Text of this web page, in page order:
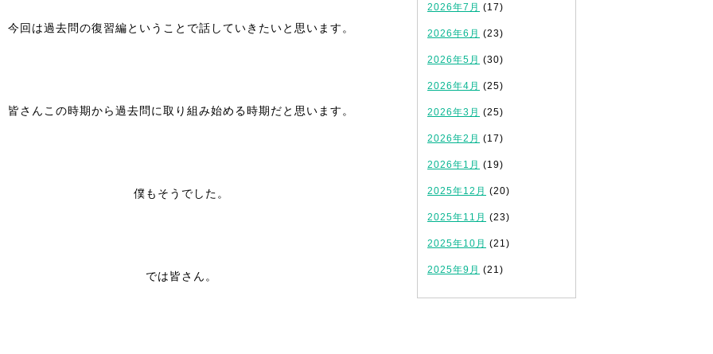
今回は過去問の復習編ということで話していきたいと思います。
皆さんこの時期から過去問に取り組み始める時期だと思います。
僕もそうでした。
では皆さん。
2026年7月 (17)
2026年6月 (23)
2026年5月 (30)
2026年4月 (25)
2026年3月 (25)
2026年2月 (17)
2026年1月 (19)
2025年12月 (20)
2025年11月 (23)
2025年10月 (21)
2025年9月 (21)